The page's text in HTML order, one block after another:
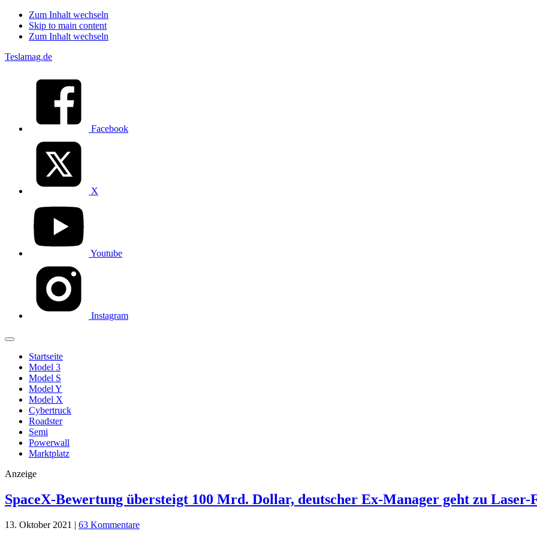
Zum Inhalt wechseln
Skip to main content
Zum Inhalt wechseln
Teslamag.de
Facebook
X
Youtube
Instagram
Startseite
Model 3
Model S
Model Y
Model X
Cybertruck
Roadster
Semi
Powerwall
Marktplatz
Anzeige
SpaceX-Bewertung übersteigt 100 Mrd. Dollar, deutscher Ex-Manager geht zu Laser-
13. Oktober 2021 | 63 Kommentare